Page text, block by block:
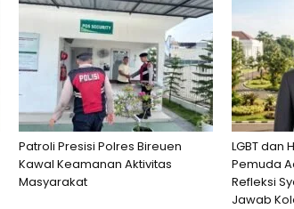
Patroli Presisi Polres Bireuen
Kawal Keamanan Aktivitas
Masyarakat
LGBT dan
Pemuda
Refleksi
Jawab